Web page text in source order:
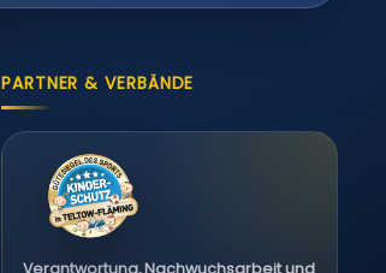
PARTNER & VERBÄNDE
Verantwortung, Nachwuchsarbeit und